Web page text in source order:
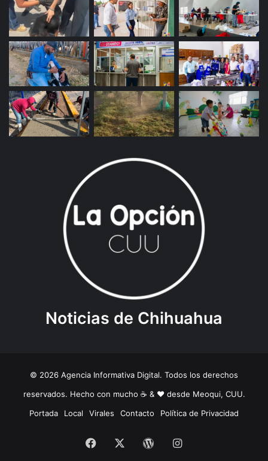
Noticias de Chihuahua
© 2026 Agencia Informativa Digital. Todos los derechos
reservados. Hecho con mucho ☕️ & ❤️ desde Meoqui, CUU.
Portada
Local Virales Contacto Política de Privacidad
Facebook WordPressInstagram